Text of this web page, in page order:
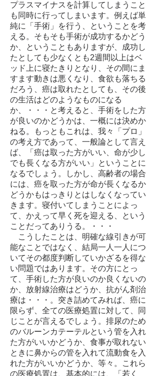
プラスマイナスを計算してしまうこと
も同時に行ってしまいます。例えば単
純に「手術」を行う、ということを考
える。そもそも手術が成功するかどう
か、ということもありますが、成功し
たとしても少なくとも2週間以上はベ
ッド上に寝たきりとなり、その間にま
すます動きは悪くなり、食欲も落ちる
だろう、癌は取れたとしても、その後
の生活はどのようなものになる
か、・・・と考えると、手術をした方
が良いのかどうかは、一概には決めか
ねる。もっともこれは、我々「プロ」
の考え方であって、一般論として言え
ば、「癌は取った方がいい、命が少し
でも長くなる方がいい」ということに
なるでしょう。しかし、高齢者の場合
には、癌を取った方が命が長くなるか
どうかもはっきりとはしなくなってい
きます。寝付いてしまうことによっ
て、かえって早く死を迎える、という
ことだってありうる。・・・
こうしたことは、明確な線引きが可
能なことではなく、結局一人一人につ
いてその都度判断していかざるを得な
い問題ではあります。その方にとっ
て、手術した方が良いのか良くないの
か、放射線治療はどうか、抗がん剤治
療は・・・。突き詰めてみれば、癌に
限らず、全ての医療処置に対して、同
じことが言えるでしょう。排尿のため
のバルーンカテーテルという管を入れ
た方がいいかどうか、食事が取れない
ときに鼻からの管を入れて流動食を入
れた方がいいかどうか、等々。これら
の医療処置は、基本的には、「若く